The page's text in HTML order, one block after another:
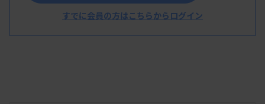
すでに会員の方はこちらからログイン